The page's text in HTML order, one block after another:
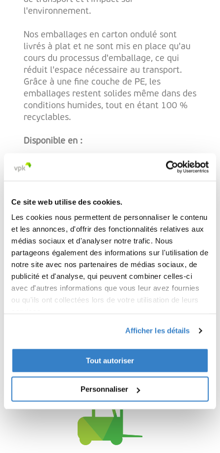
Ce site web utilise des cookies.
Les cookies nous permettent de personnaliser le contenu
et les annonces, d'offrir des fonctionnalités relatives aux
médias sociaux et d'analyser notre trafic. Nous
partageons également des informations sur l'utilisation de
notre site avec nos partenaires de médias sociaux, de
publicité et d'analyse, qui peuvent combiner celles-ci
avec d'autres informations que vous leur avez fournies
ou qu'ils ont collectées lors de votre utilisation de leurs
Afficher les détails
Tout autoriser
Personnaliser
l'environnement.
Nos emballages en carton ondulé sont
livrés à plat et ne sont mis en place qu'au
cours du processus d'emballage, ce qui
réduit l'espace nécessaire au transport.
Grâce à une fine couche de PE, les
emballages restent solides même dans des
conditions humides, tout en étant 100 %
recyclables.
Disponible en :
• Variantes à fermeture manuelle et à
personnalisées en fonction de votre ligne
• Options de design avec impression
jusqu'à 4 couleurs
Alternative recyclable et
durable